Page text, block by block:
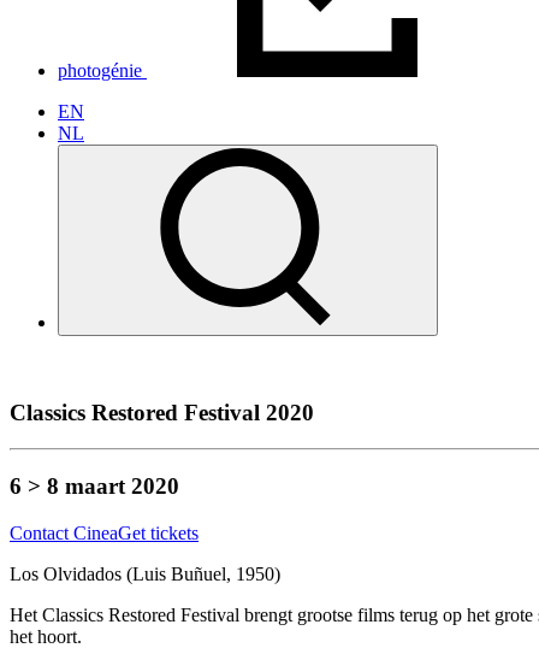
photogénie
EN
NL
Classics Restored Festival 2020
6 > 8 maart 2020
Contact CineaGet tickets
Los Olvidados (Luis Buñuel, 1950)
Het Classics Restored Festival brengt grootse films terug op het
het hoort.